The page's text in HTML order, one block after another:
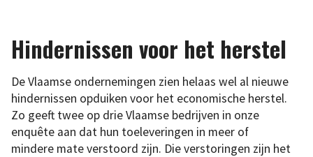
Hindernissen voor het herstel
De Vlaamse ondernemingen zien helaas wel al nieuwe
hindernissen opduiken voor het economische herstel.
Zo geeft twee op drie Vlaamse bedrijven in onze
enquête aan dat hun toeleveringen in meer of
mindere mate verstoord zijn. Die verstoringen zijn het